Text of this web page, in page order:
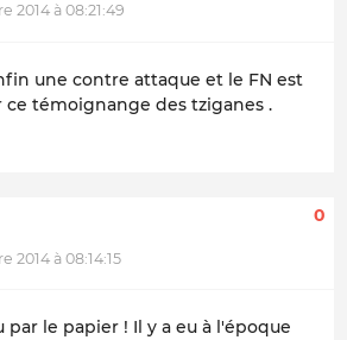
2014 à 08:21:49
une contre attaque et le FN est
ce témoignange des tziganes .
2014 à 08:14:15
0
par le papier ! Il y a eu à l'époque